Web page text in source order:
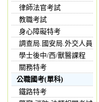
律師法官考試
教職考試
身心障礙特考
調查局.國安局.外交人員
學士後中/西/獸醫課程
關務特考
公職國考(單科)
鐵路特考